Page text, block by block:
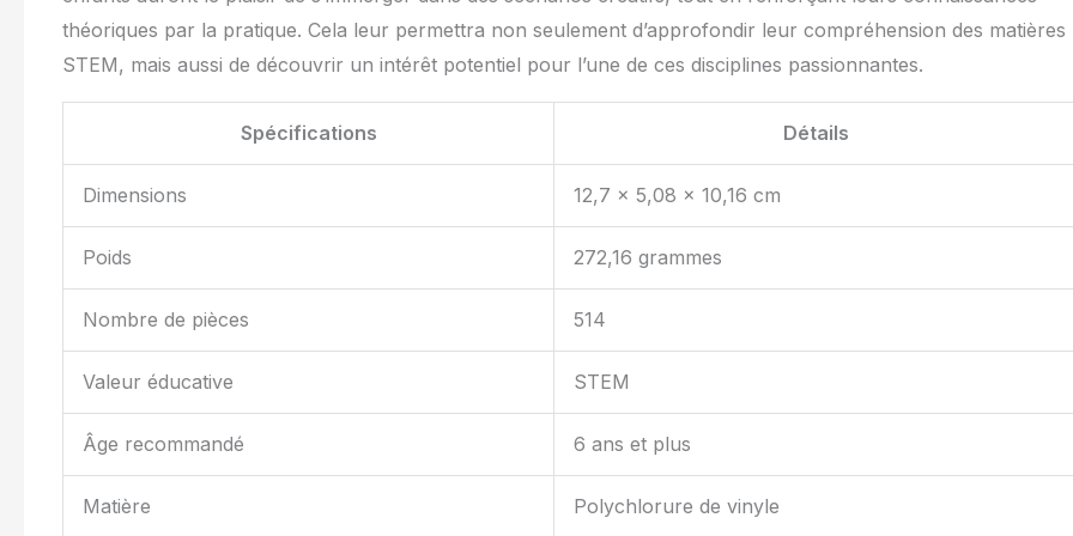
théoriques par la pratique. Cela leur permettra non seulement d’approfondir leur compréhension des matières
STEM, mais aussi de découvrir un intérêt potentiel pour l’une de ces disciplines passionnantes.
Spécifications Détails
Dimensions 12,7 x 5,08 x 10,16 cm
Poids 272,16 grammes
Nombre de pièces 514
Valeur éducative STEM
Âge recommandé 6 ans et plus
Matière Polychlorure de vinyle